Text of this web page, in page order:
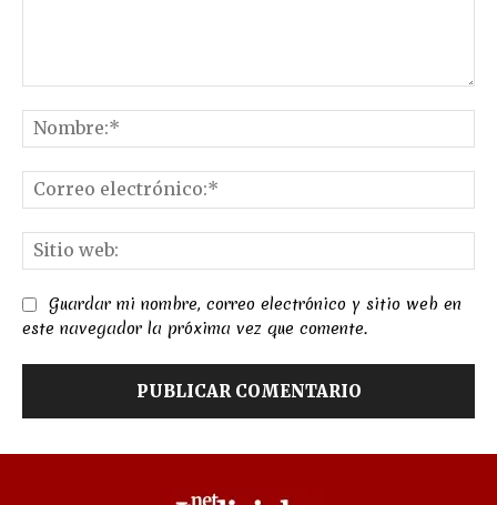
Guardar mi nombre, correo electrónico y sitio web en
este navegador la próxima vez que comente.